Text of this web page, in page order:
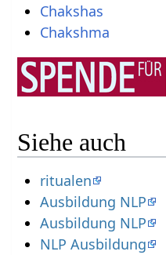
Chakshas
Chakshma
Siehe auch
ritualen
Ausbildung NLP
Ausbildung NLP
NLP Ausbildung